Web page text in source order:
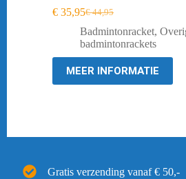
€44,95
Oorspronkelijke
prijs
was:
€ 44,95.
€ 35,95Huidige
prijs
is:
€ 35,95.
Badmintonracket,
badmintonrackets
MEER INFORMATIE
Gratis verzending vanaf € 50,-